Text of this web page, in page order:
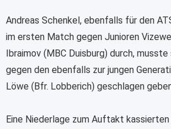
Andreas Schenkel, ebenfalls für den
im ersten Match gegen Junioren
Ibraimov (MBC Duisburg) durch,
gegen den ebenfalls zur jungen
Löwe (Bfr. Lobberich) geschlagen
Eine Niederlage zum Auftakt